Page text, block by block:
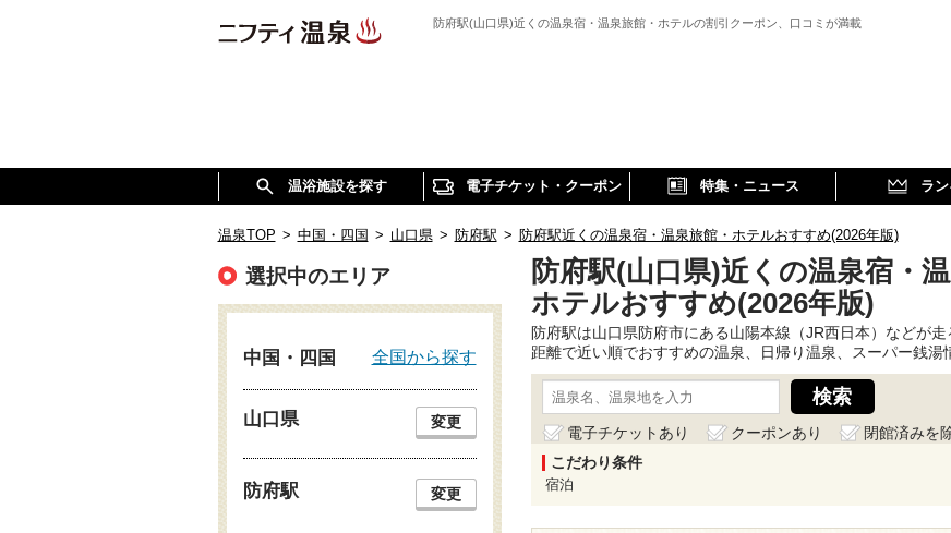
防府駅(山口県)近くの温泉宿・温泉旅館・ホテルの割引クーポン、口コミが満載
温浴施設を探す 電子チケット・クーポン 特集・ニュース ラ
温泉TOP > 中国・四国 > 山口県 > 防府駅 > 防府駅近くの温泉宿・温泉旅館・ホテルおすすめ(2026年版)
防府駅(山口県)近くの温泉宿・温
ホテルおすすめ(2026年版)
防府駅は山口県防府市にある山陽本線（JR西日本）などが
距離で近い順でおすすめの温泉、日帰り温泉、スーパー銭湯
電子チケットあり クーポンあり
閉館済みを
こだわり条件
宿泊
選択中のエリア
中国・四国 全国から探す
山口県 変更
防府駅 変更